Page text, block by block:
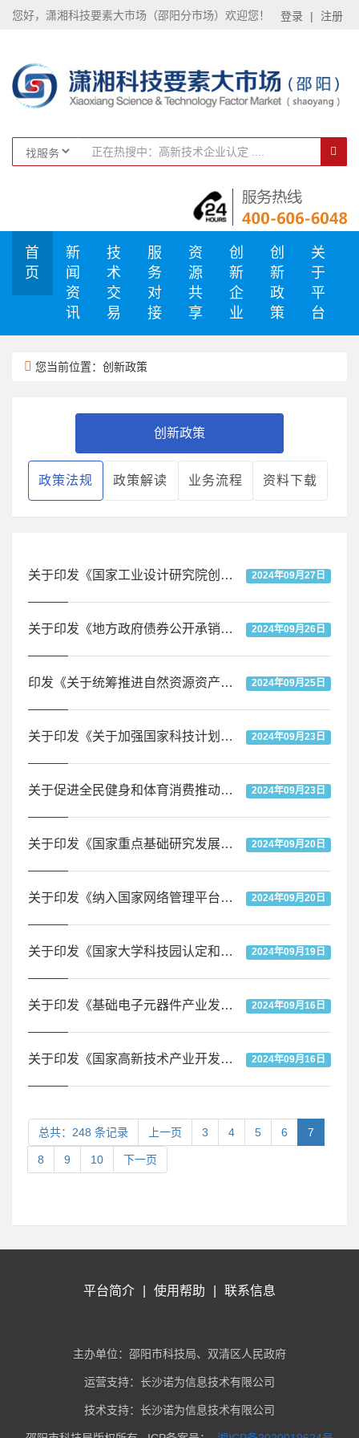
您好，潇湘科技要素大市场（邵阳分市场）欢迎您！ 登录 | 注册
首
页
新
闻
资
讯
技
术
交
易
服
务
对
接
资
源
共
享
创
新
企
业
创
新
政
策
关
于
平
台
您当前位置：创新政策
创新政策
政策法规 政策解读 业务流程 资料下载
关于印发《国家工业设计研究院创建工作指南》的通知 2024年09月27日
关于印发《地方政府债券公开承销发行业务规程》的通知 2024年09月26日
印发《关于统筹推进自然资源资产产权制度改革的指导意见》 2024年09月25日
关于印发《关于加强国家科技计划知识产权管理工作的规定》的通知 2024年09月23日
关于促进全民健身和体育消费推动体育产业高质量发展的意见 2024年09月23日
关于印发《国家重点基础研究发展计划专项经费管理办法》的通知 2024年09月20日
关于印发《纳入国家网络管理平台的免税进口科研仪器设备开放共享管理办法（试行）》的通知 2024年09月20日
关于印发《国家大学科技园认定和管理办法》的通知 2024年09月19日
关于印发《基础电子元器件产业发展行动计划（2021-2023年）》的通知 2024年09月16日
关于印发《国家高新技术产业开发区综合评价指标体系》的通知 2024年09月16日
总共：248 条记录 上一页 3 4 5 6 7
8 9 10 下一页
平台简介 使用帮助 联系信息
主办单位：邵阳市科技局、双清区人民政府
运营支持：长沙诺为信息技术有限公司
技术支持：长沙诺为信息技术有限公司